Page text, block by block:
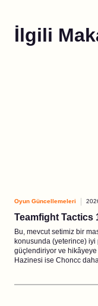
İlgili
Oyun Güncellemeleri
Teamfight Tactics
Bu, mevcut setimiz bir
konusunda (yeterince) iyi
güçlendiriyor ve hikâyeye
Hazinesi ise Choncc